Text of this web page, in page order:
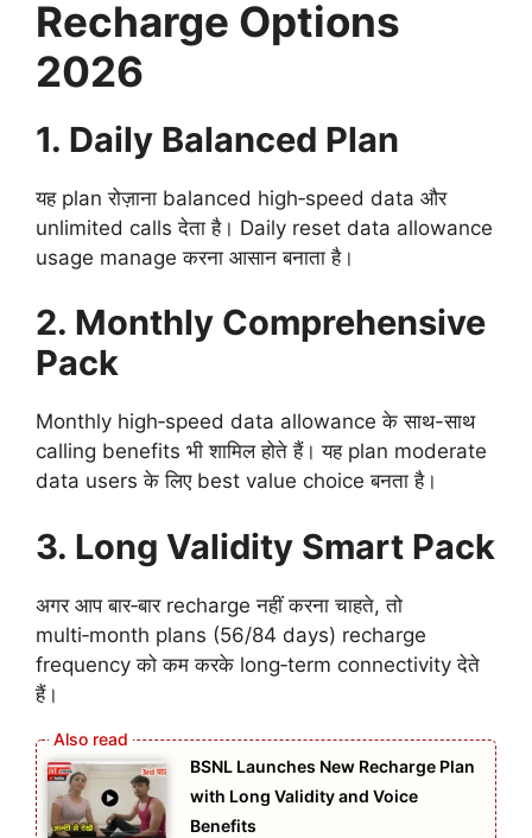
Recharge Options
2026
1. Daily Balanced Plan
यह plan रोज़ाना balanced high‑speed data और
unlimited calls देता है। Daily reset data allowance
usage manage करना आसान बनाता है।
2. Monthly Comprehensive
Pack
Monthly high‑speed data allowance के साथ-साथ
calling benefits भी शामिल होते हैं। यह plan moderate
data users के लिए best value choice बनता है।
3. Long Validity Smart Pack
अगर आप बार‑बार recharge नहीं करना चाहते, तो
multi‑month plans (56/84 days) recharge
frequency को कम करके long‑term connectivity देते
हैं।
BSNL Launches New Recharge Plan
with Long Validity and Voice
Benefits